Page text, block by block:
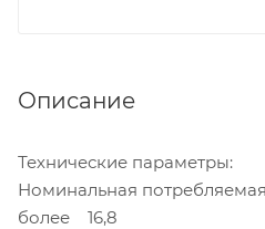
Описание
Технические параметры:
Номинальная
более 16,8